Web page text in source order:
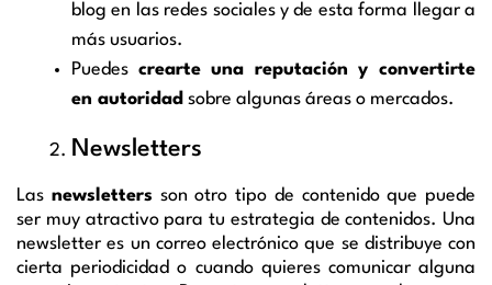
blog en las redes sociales y de esta forma llegar a
más usuarios.
Puedes crearte una reputación y convertirte
en autoridad sobre algunas áreas o mercados.
Newsletters
Las newsletters son otro tipo de contenido que puede
ser muy atractivo para tu estrategia de contenidos. Una
newsletter es un correo electrónico que se distribuye con
cierta periodicidad o cuando quieres comunicar alguna